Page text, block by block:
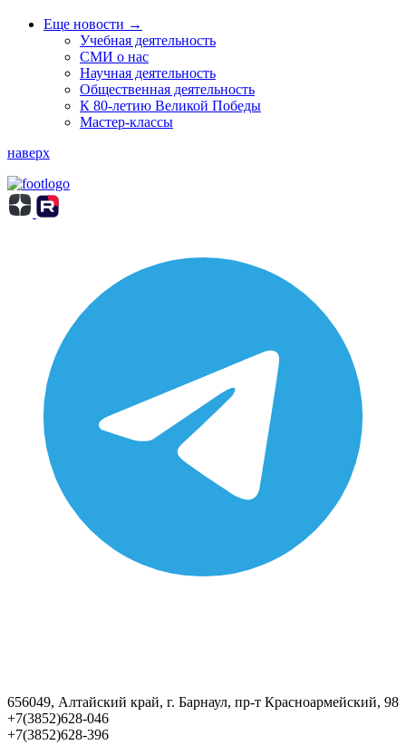
Еще новости →
Учебная деятельность
СМИ о нас
Научная деятельность
Общественная деятельность
К 80-летию Великой Победы
Мастер-классы
наверх
656049, Алтайский край, г. Барнаул, пр-т Красноармейский, 98
+7(3852)628-046
+7(3852)628-396